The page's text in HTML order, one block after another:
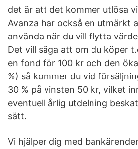
det är att det kommer utlösa
Avanza har också en utmärkt
använda när du vill flytta
Det vill säga att om du köper
en fond för 100 kr och den
%) så kommer du vid
30 % på vinsten 50 kr, vilket
eventuell årlig utdelning
sätt.
Vi hjälper dig med